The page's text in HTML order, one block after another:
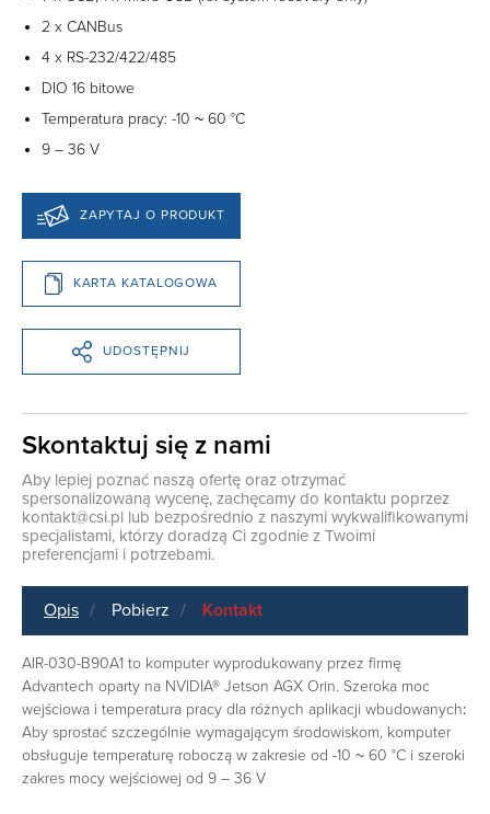
2 x CANBus
4 x RS-232/422/485
DIO 16 bitowe
Temperatura pracy: -10 ~ 60 °C
9 – 36 V
ZAPYTAJ O PRODUKT
KARTA KATALOGOWA
UDOSTĘPNIJ
Skontaktuj się z nami
Aby lepiej poznać naszą ofertę oraz otrzymać
spersonalizowaną wycenę, zachęcamy do kontaktu poprzez
kontakt@csi.pl lub bezpośrednio z naszymi wykwalifikowanymi
specjalistami, którzy doradzą Ci zgodnie z Twoimi
preferencjami i potrzebami.
Opis Pobierz Kontakt
AIR-030-B90A1 to komputer wyprodukowany przez firmę
Advantech oparty na NVIDIA® Jetson AGX Orin. Szeroka moc
wejściowa i temperatura pracy dla różnych aplikacji wbudowanych:
Aby sprostać szczególnie wymagającym środowiskom, komputer
obsługuje temperaturę roboczą w zakresie od -10 ~ 60 °C i szeroki
zakres mocy wejściowej od 9 – 36 V